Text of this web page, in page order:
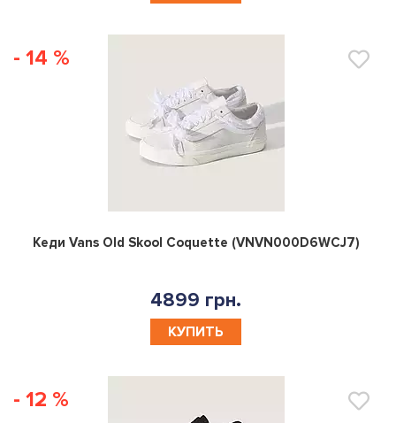
- 14 %
0
Кеди Vans Old Skool Coquette (VNVN000D6WCJ7)
4899 грн.
КУПИТЬ
- 12 %